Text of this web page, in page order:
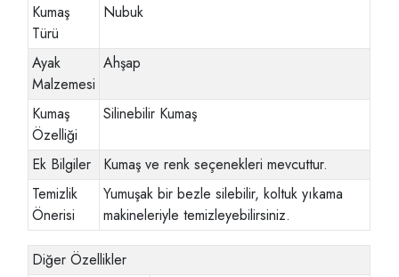
Kumaş
Türü
Nubuk
Ayak
Malzemesi
Ahşap
Kumaş
Özelliği
Silinebilir Kumaş
Ek Bilgiler
Kumaş ve renk seçenekleri mevcuttur.
Temizlik
Önerisi
Yumuşak bir bezle silebilir, koltuk yıkama
makineleriyle temizleyebilirsiniz.
Diğer Özellikler